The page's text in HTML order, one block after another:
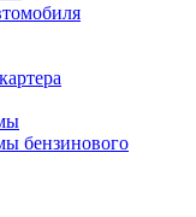
бензинового